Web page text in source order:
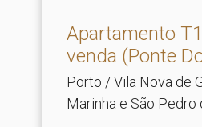
Apartamento
Porto / Vila Nova de
Marinha e São Pedro